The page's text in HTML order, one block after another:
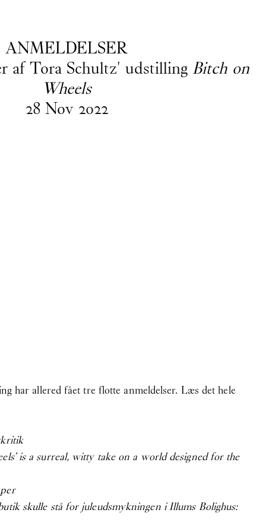
som pr. 1. april
til teamet
and monuments)
ANMELDELSER
af Tora Schultz' udstilling Bitch on
Wheels
28 Nov 2022
har allered fået tre flotte anmeldelser. Læs det hele
is a surreal, witty take on a world designed for the
skulle stå for juleudsmykningen i Illums Bolighus: